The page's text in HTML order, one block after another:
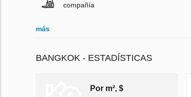
compañía
más
BANGKOK - ESTADÍSTICAS
Por m², $